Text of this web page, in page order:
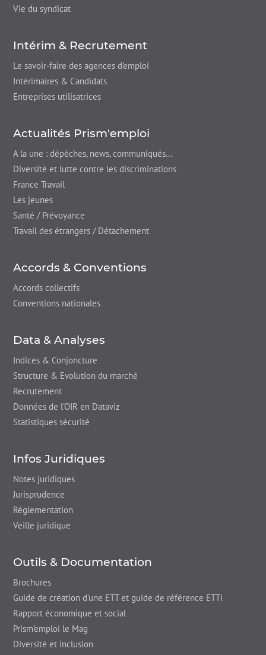
Vie du syndicat
Intérim & Recrutement
Le savoir-faire des agences d’emploi
Intérimaires & Candidats
Entreprises utilisatrices
Actualités Prism'emploi
A la une : dépêches, news, communiqués...
Diversité et lutte contre les discriminations
France Travail
Les jeunes
Santé / Prévoyance
Travail des étrangers / Détachement
Accords & Conventions
Accords collectifs
Conventions nationales
Data & Analyses
Indices & Conjoncture
Structure & Evolution du marché
Recrutement
Données de l'OIR en Dataviz
Statistiques sécurité
Infos Juridiques
Notes juridiques
Jurisprudence
Réglementation
Veille juridique
Outils & Documentation
Brochures
Guide de création d'une ETT et guide de référence ETTi
Rapport économique et social
Prism’emploi le Mag
Diversité et inclusion